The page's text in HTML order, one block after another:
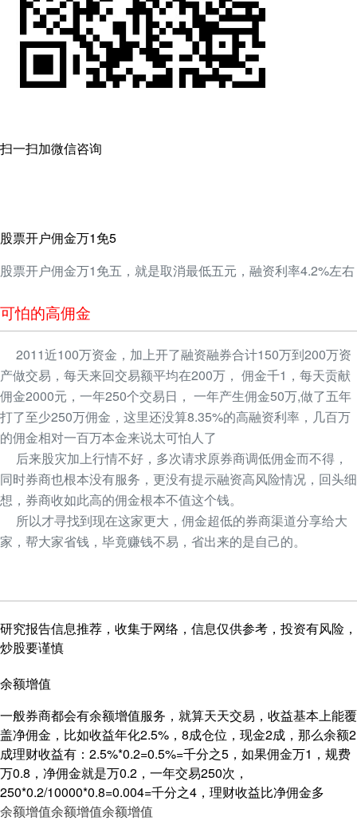
扫一扫加微信咨询
股票开户佣金万1免5
股票开户佣金万1免五，就是取消最低五元，融资利率4.2%左右
可怕的高佣金
2011近100万资金，加上开了融资融券合计150万到200万资
产做交易，每天来回交易额平均在200万， 佣金千1，每天贡献
佣金2000元，一年250个交易日， 一年产生佣金50万,做了五年
打了至少250万佣金，这里还没算8.35%的高融资利率，几百万
的佣金相对一百万本金来说太可怕人了
后来股灾加上行情不好，多次请求原券商调低佣金而不得，
同时券商也根本没有服务，更没有提示融资高风险情况，回头细
想，券商收如此高的佣金根本不值这个钱。
所以才寻找到现在这家更大，佣金超低的券商渠道分享给大
家，帮大家省钱，毕竟赚钱不易，省出来的是自己的。
研究报告信息推荐，收集于网络，信息仅供参考，投资有风险，
炒股要谨慎
余额增值
一般券商都会有余额增值服务，就算天天交易，收益基本上能覆
盖净佣金，比如收益年化2.5%，8成仓位，现金2成，那么余额2
成理财收益有：2.5%*0.2=0.5%=千分之5，如果佣金万1，规费
万0.8，净佣金就是万0.2，一年交易250次，
250*0.2/10000*0.8=0.004=千分之4，理财收益比净佣金多
余额增值余额增值余额增值